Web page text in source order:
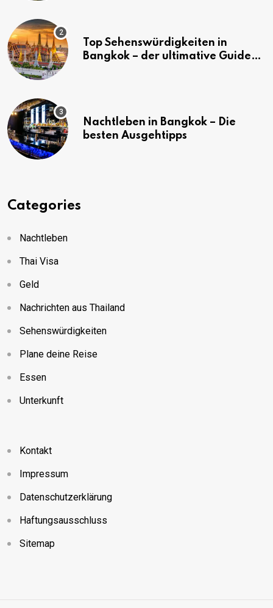
Top Sehenswürdigkeiten in
Bangkok – der ultimative Guide
Nachtleben in Bangkok – Die
besten Ausgehtipps
Categories
Nachtleben
Thai Visa
Geld
Nachrichten aus Thailand
Sehenswürdigkeiten
Plane deine Reise
Essen
Unterkunft
Kontakt
Impressum
Datenschutzerklärung
Haftungsausschluss
Sitemap